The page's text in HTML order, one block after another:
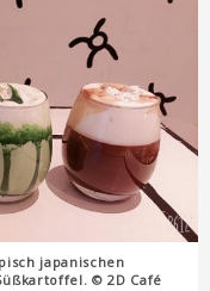
japanischen
© 2D Café